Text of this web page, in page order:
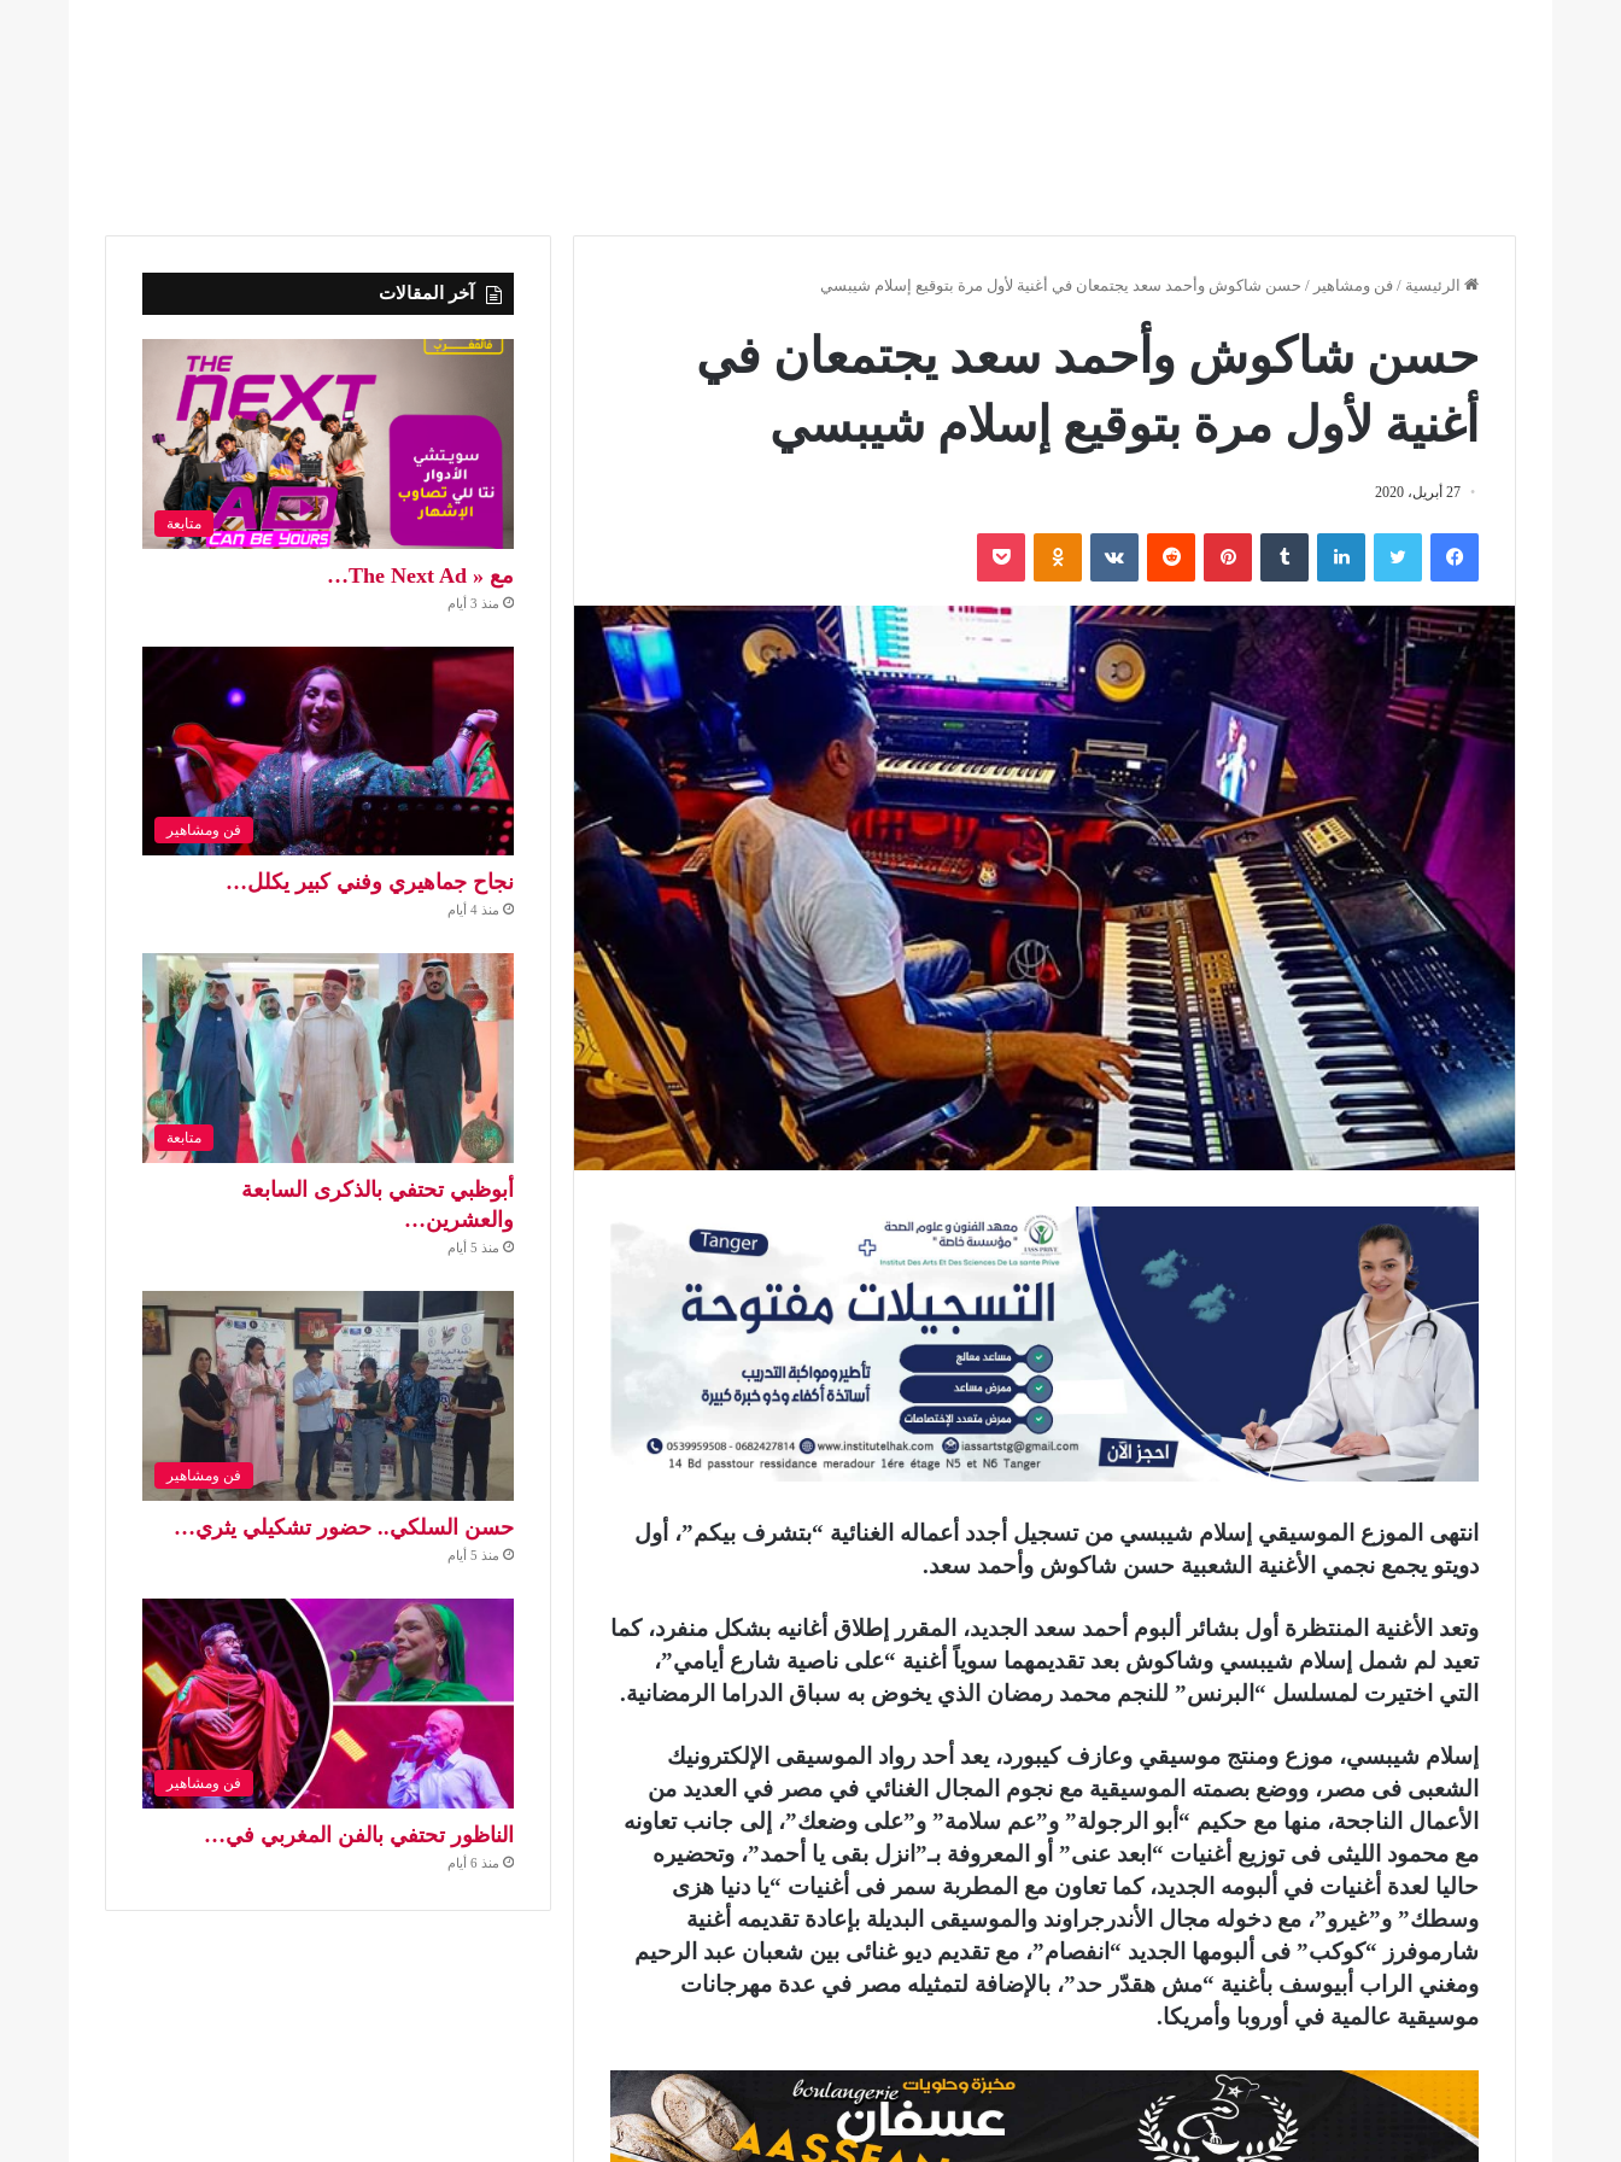
الرئيسية / فن ومشاهير / حسن شاكوش وأحمد سعد يجتمعان في أغنية لأول مرة بتوقيع إسلام شيبسي
حسن شاكوش وأحمد سعد يجتمعان في
أغنية لأول مرة بتوقيع إسلام شيبسي
27 أبريل، 2020
فيسبوك تويتر لينكدإن بينتيريست Odnoklassniki
بوكيت
انتهى الموزع الموسيقي إسلام شيبسي من تسجيل أجدد أعماله الغنائية “بتشرف بيكم”، أول
دويتو يجمع نجمي الأغنية الشعبية حسن شاكوش وأحمد سعد.
وتعد الأغنية المنتظرة أول بشائر ألبوم أحمد سعد الجديد، المقرر إطلاق أغانيه بشكل منفرد، كما
تعيد لم شمل إسلام شيبسي وشاكوش بعد تقديمهما سوياً أغنية “على ناصية شارع أيامي”،
التي اختيرت لمسلسل “البرنس” للنجم محمد رمضان الذي يخوض به سباق الدراما الرمضانية.
إسلام شيبسي، موزع ومنتج موسيقي وعازف كيبورد، يعد أحد رواد الموسيقى الإلكترونيك
الشعبى فى مصر، ووضع بصمته الموسيقية مع نجوم المجال الغنائي في مصر في العديد من
الأعمال الناجحة، منها مع حكيم “أبو الرجولة” و”عم سلامة” و”على وضعك”، إلى جانب تعاونه
مع محمود الليثى فى توزيع أغنيات “ابعد عنى” أو المعروفة بـ”انزل بقى يا أحمد”، وتحضيره
حاليا لعدة أغنيات في ألبومه الجديد، كما تعاون مع المطربة سمر فى أغنيات “يا دنيا هزى
وسطك” و”غيرو”، مع دخوله مجال الأندرجراوند والموسيقى البديلة بإعادة تقديمه أغنية
شارموفرز “كوكب” فى ألبومها الجديد “انفصام”، مع تقديم ديو غنائى بين شعبان عبد الرحيم
ومغني الراب أبيوسف بأغنية “مش هقدّر حد”، بالإضافة لتمثيله مصر في عدة مهرجانات
موسيقية عالمية في أوروبا وأمريكا.
آخر المقالات
متابعة
مع « The Next Ad…
منذ 3 أيام
فن ومشاهير
نجاح جماهيري وفني كبير يكلل…
منذ 4 أيام
متابعة
أبوظبي تحتفي بالذكرى السابعة
والعشرين…
منذ 5 أيام
فن ومشاهير
حسن السلكي.. حضور تشكيلي يثري…
منذ 5 أيام
فن ومشاهير
الناظور تحتفي بالفن المغربي في…
منذ 6 أيام